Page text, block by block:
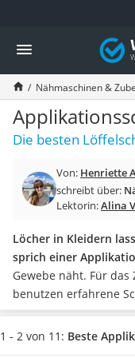
Die beliebtesten
Freizeit & Sport
Gartentrampolin
Trampolin
Metalldetektor
Eufab-Fahrradträger
Trampolin 366 cm
Aluminium-Koffer
Futterboot
E-Bike-Dreirad
Trekkingschuhe Herren
Reisetasche mit Rollen
Klimmzugstation
Koffer
Nachtsichtgerät
Nähmaschinen &
Die besten
Von: Henriette
schreibt über:
Lektorin:Alina
Löcher in Kleidern
sprich einer
Gewebe näht. Für
benutzen erfahrene
herkömmliche
Applikationsscheren
1 - 2 von 11: Beste